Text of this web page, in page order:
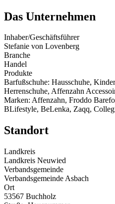
Das Unternehmen
Inhaber/Geschäftsführer
Stefanie von Lovenberg
Branche
Handel
Produkte
Barfußschuhe: Hausschuhe,
Herrenschuhe, Affenzahn
Marken: Affenzahn, Froddo
BLifestyle, BeLenka, Zaqq,
Standort
Landkreis
Landkreis Neuwied
Verbandsgemeinde
Verbandsgemeinde Asbach
Ort
53567 Buchholz